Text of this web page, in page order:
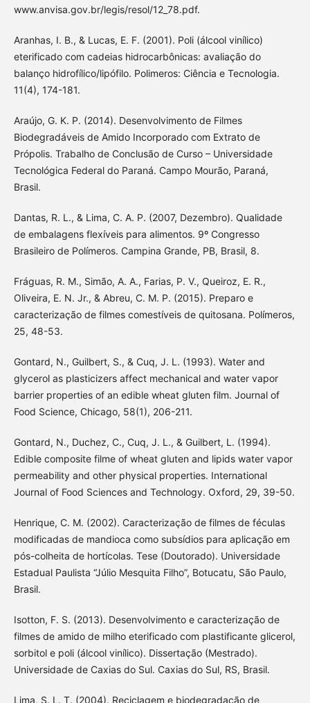
www.anvisa.gov.br/legis/resol/12_78.pdf.
Aranhas, I. B., & Lucas, E. F. (2001). Poli (álcool vinílico)
eterificado com cadeias hidrocarbônicas: avaliação do
balanço hidrofílico/lipófilo. Polimeros: Ciência e Tecnologia.
11(4), 174-181.
Araújo, G. K. P. (2014). Desenvolvimento de Filmes
Biodegradáveis de Amido Incorporado com Extrato de
Própolis. Trabalho de Conclusão de Curso – Universidade
Tecnológica Federal do Paraná. Campo Mourão, Paraná,
Brasil.
Dantas, R. L., & Lima, C. A. P. (2007, Dezembro). Qualidade
de embalagens flexíveis para alimentos. 9º Congresso
Brasileiro de Polímeros. Campina Grande, PB, Brasil, 8.
Fráguas, R. M., Simão, A. A., Farias, P. V., Queiroz, E. R.,
Oliveira, E. N. Jr., & Abreu, C. M. P. (2015). Preparo e
caracterização de filmes comestíveis de quitosana. Polímeros,
25, 48-53.
Gontard, N., Guilbert, S., & Cuq, J. L. (1993). Water and
glycerol as plasticizers affect mechanical and water vapor
barrier properties of an edible wheat gluten film. Journal of
Food Science, Chicago, 58(1), 206-211.
Gontard, N., Duchez, C., Cuq, J. L., & Guilbert, L. (1994).
Edible composite filme of wheat gluten and lipids water vapor
permeability and other physical properties. International
Journal of Food Sciences and Technology. Oxford, 29, 39-50.
Henrique, C. M. (2002). Caracterização de filmes de féculas
modificadas de mandioca como subsídios para aplicação em
pós-colheita de hortícolas. Tese (Doutorado). Universidade
Estadual Paulista “Júlio Mesquita Filho”, Botucatu, São Paulo,
Brasil.
Isotton, F. S. (2013). Desenvolvimento e caracterização de
filmes de amido de milho eterificado com plastificante glicerol,
sorbitol e poli (álcool vinílico). Dissertação (Mestrado).
Universidade de Caxias do Sul. Caxias do Sul, RS, Brasil.
Lima, S. L. T. (2004). Reciclagem e biodegradação de